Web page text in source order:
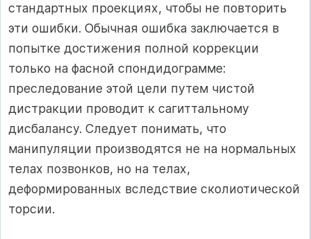
стандартных проекциях, чтобы не повторить
эти ошибки. Обычная ошибка заключается в
попытке достижения полной коррекции
только на фасной спондидограмме:
преследование этой цели путем чистой
дистракции проводит к сагиттальному
дисбалансу. Следует понимать, что
манипуляции производятся не на нормальных
телах позвонков, но на телах,
деформированных вследствие сколиотической
торсии.